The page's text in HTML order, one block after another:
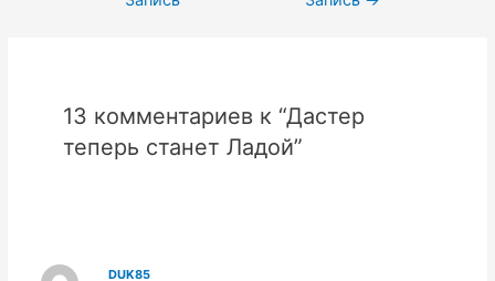
13 комментариев к “Дастер
теперь станет Ладой”
DUK85